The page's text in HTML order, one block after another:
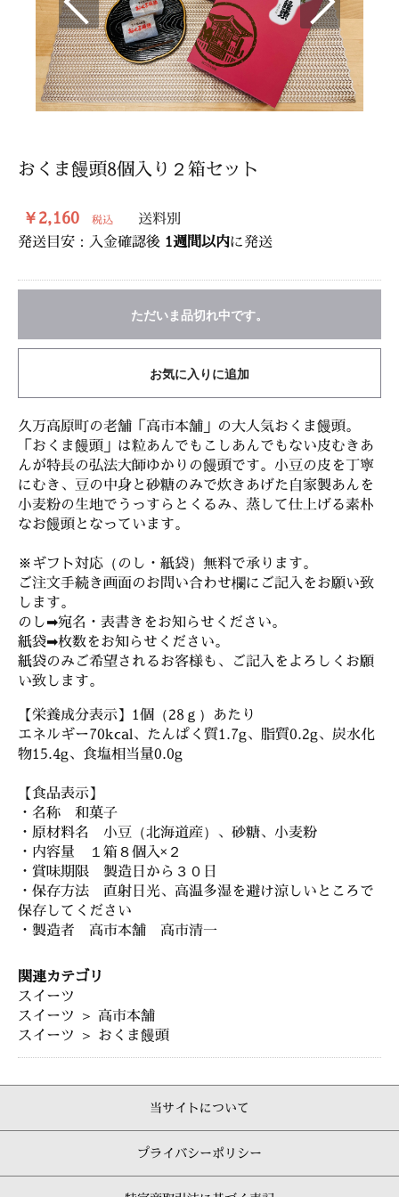
おくま饅頭8個入り２箱セット
￥2,160 税込
送料別
発送目安：入金確認後 1週間以内に発送
ただいま品切れ中です。
お気に入りに追加
久万高原町の老舗「高市本舗」の大人気おくま饅頭。
「おくま饅頭」は粒あんでもこしあんでもない皮むきあ
んが特長の弘法大師ゆかりの饅頭です。小豆の皮を丁寧
にむき、豆の中身と砂糖のみで炊きあげた自家製あんを
小麦粉の生地でうっすらとくるみ、蒸して仕上げる素朴
なお饅頭となっています。
※ギフト対応（のし・紙袋）無料で承ります。
ご注文手続き画面のお問い合わせ欄にご記入をお願い致
します。
のし➡宛名・表書きをお知らせください。
紙袋➡枚数をお知らせください。
紙袋のみご希望されるお客様も、ご記入をよろしくお願
い致します。
【栄養成分表示】1個（28ｇ）あたり
エネルギー70kcal、たんぱく質1.7g、脂質0.2g、炭水化
物15.4g、食塩相当量0.0g
【食品表示】
・名称 和菓子
・原材料名 小豆（北海道産）、砂糖、小麦粉
・内容量 １箱８個入×２
・賞味期限 製造日から３０日
・保存方法 直射日光、高温多湿を避け涼しいところで
保存してください
・製造者 高市本舗 高市清一
関連カテゴリ
スイーツ
スイーツ ＞ 高市本舗
スイーツ ＞ おくま饅頭
当サイトについて
プライバシーポリシー